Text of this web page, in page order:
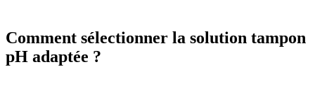
Comment sélectionner la solution tampon
pH adaptée ?